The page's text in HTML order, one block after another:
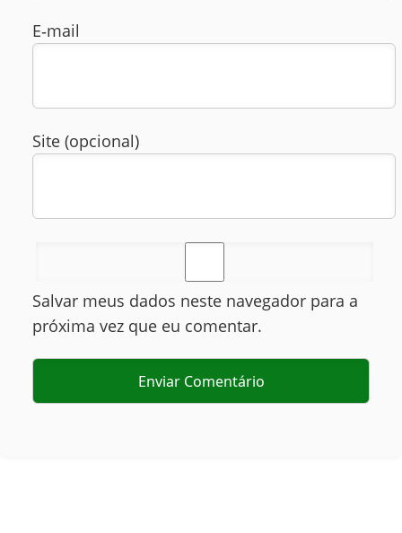
E‑mail
Site (opcional)
Salvar meus dados neste navegador para a
próxima vez que eu comentar.